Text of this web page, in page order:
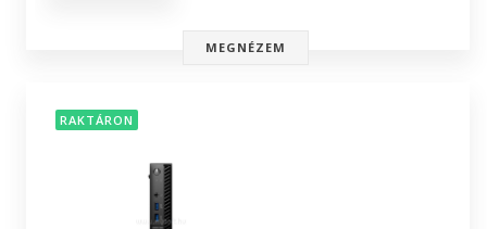
MEGNÉZEM
RAKTÁRON